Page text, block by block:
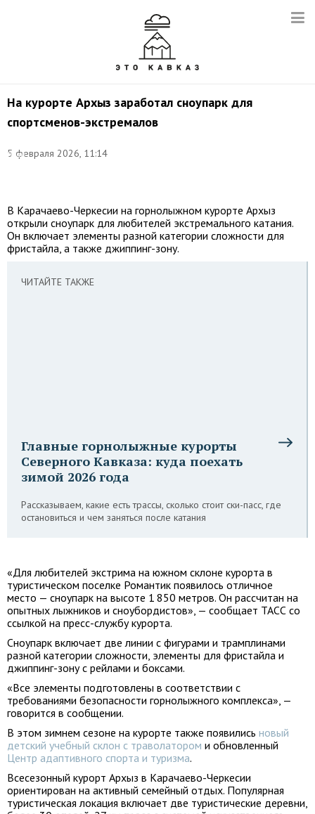
На курорте Архыз заработал сноупарк для
спортсменов-экстремалов
5 февраля 2026, 11:14
Фото:
Иван
В Карачаево-Черкесии на горнолыжном курорте Архыз
открыли сноупарк для любителей экстремального катания.
Он включает элементы разной категории сложности для
фристайла, а также джиппинг-зону.
ЧИТАЙТЕ ТАКЖЕ
Главные горнолыжные курорты
Северного Кавказа: куда поехать
зимой 2026 года
Рассказываем, какие есть трассы, сколько стоит ски-пасс, где
остановиться и чем заняться после катания
«Для любителей экстрима на южном склоне курорта в
туристическом поселке Романтик появилось отличное
место — сноупарк на высоте 1 850 метров. Он рассчитан на
опытных лыжников и сноубордистов», — сообщает ТАСС со
ссылкой на пресс-службу курорта.
Сноупарк включает две линии с фигурами и трамплинами
разной категории сложности, элементы для фристайла и
джиппинг-зону с рейлами и боксами.
«Все элементы подготовлены в соответствии с
требованиями безопасности горнолыжного комплекса», —
говорится в сообщении.
В этом зимнем сезоне на курорте также появились новый
детский учебный склон с траволатором и обновленный
Центр адаптивного спорта и туризма.
Всесезонный курорт Архыз в Карачаево-Черкесии
ориентирован на активный семейный отдых. Популярная
туристическая локация включает две туристические деревни,